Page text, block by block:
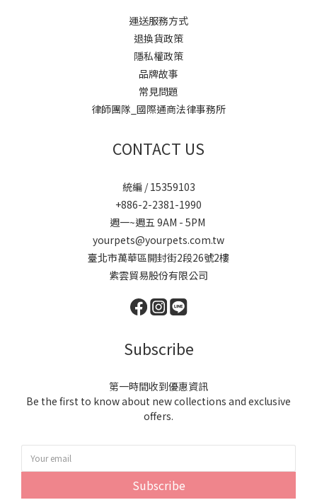
運送服務方式
退換貨政策
隱私權政策
品牌故事
常見問題
律師團隊_國際通商法律事務所
CONTACT US
統編 / 15359103
+886-2-2381-1990
週一~週五 9AM - 5PM
yourpets@yourpets.com.tw
臺北市萬華區開封街2段26號2樓
紫雲貿易股份有限公司
Subscribe
第一時間收到優惠資訊
Be the first to know about new collections and exclusive
offers.
Subscribe